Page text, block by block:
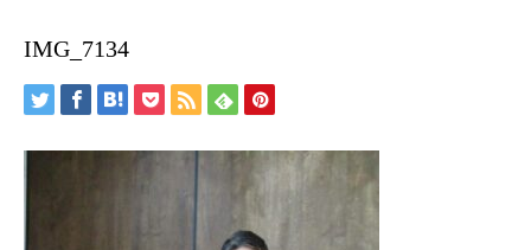
IMG_7134